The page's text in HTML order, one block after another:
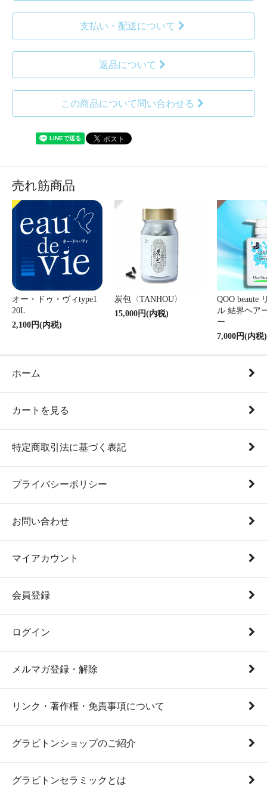
支払い・配送について
返品について
この商品について問い合わせる
売れ筋商品
オー・ドゥ・ヴィtype1
20L
2,100円(内税)
炭包〈TANHOU〉
15,000円(内税)
QOO beaute
ル 結界ヘア
ー
7,000円(内税)
ホーム
カートを見る
特定商取引法に基づく表記
プライバシーポリシー
お問い合わせ
マイアカウント
会員登録
ログイン
メルマガ登録・解除
リンク・著作権・免責事項について
グラビトンショップのご紹介
グラビトンセラミックとは